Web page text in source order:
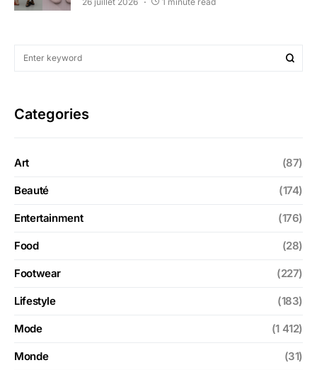
Categories
Art (87)
Beauté (174)
Entertainment (176)
Food (28)
Footwear (227)
Lifestyle (183)
Mode (1 412)
Monde (31)